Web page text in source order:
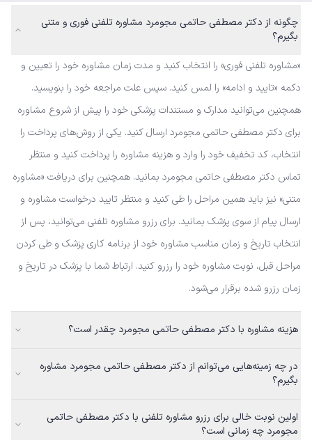
چگونه از دکتر مصطفی حاتمی‌ مجومرد مشاوره تلفنی فوری و متنی
بگیرم؟
«مشاوره تلفنی فوری» را انتخاب کنید و مدت زمان مشاوره خود را تعیین و
دکمه «تایید و ادامه» را لمس کنید. سپس علت مراجعه خود را بنویسید.
همچنین می‌توانید مدارک و مستندات پزشکی خود را پیش از شروع مشاوره
برای دکتر مصطفی حاتمی‌ مجومرد ارسال کنید. یکی از روش‌های پرداخت را
انتخاب، کد تخفیف خود را وارد و هزینه مشاوره را پرداخت کنید و منتظر
تماس دکتر مصطفی حاتمی‌ مجومرد بمانید. همچنین برای دریافت «مشاوره
متنی» نیز باید همین مراحل را طی کنید و منتظر تایید درخواست مشاوره و
ارسال پیام از سوی پزشک بمانید. برای رزرو مشاوره تلفنی می‌توانید، پس از
انتخاب تاریخ و زمان مناسب مشاوره خود از برنامه کاری پزشک و طی کردن
مراحل قبل، نوبت مشاوره خود را رزرو کنید. ارتباط شما با پزشک در تاریخ و
زمان رزرو شده برقرار می‌شود.
هزینه مشاوره با دکتر مصطفی حاتمی‌ مجومرد چقدر است؟
در چه زمینه‌هایی می‌توانم از دکتر مصطفی حاتمی‌ مجومرد مشاوره
بگیرم؟
اولین نوبت خالی برای رزرو مشاوره تلفنی با دکتر مصطفی حاتمی‌
مجومرد چه زمانی است؟